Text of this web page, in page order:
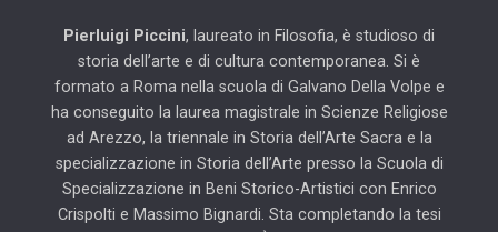
Pierluigi Piccini, laureato in Filosofia, è studioso di
storia dell’arte e di cultura contemporanea. Si è
formato a Roma nella scuola di Galvano Della Volpe e
ha conseguito la laurea magistrale in Scienze Religiose
ad Arezzo, la triennale in Storia dell’Arte Sacra e la
specializzazione in Storia dell’Arte presso la Scuola di
Specializzazione in Beni Storico-Artistici con Enrico
Crispolti e Massimo Bignardi. Sta completando la tesi